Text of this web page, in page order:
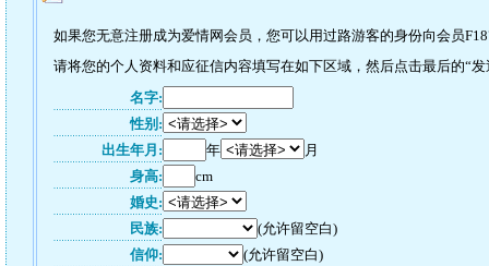
如果您无意注册成为爱情网会员，您可以用过路游客的身份向会员
请将您的个人资料和应征信内容填写在如下区域，然后点击最后的“
名字:
性别:
出生年月:
年
月
身高:
cm
婚史:
民族:
(允许留空白)
信仰:
(允许留空白)